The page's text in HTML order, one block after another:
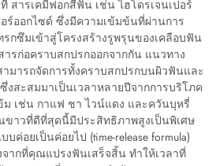
สารเคมีฟอกสีฟัน เช่น ไฮโดรเจนเปอร์
ร์ออกไซด์ ซึ่งมีความเข้มข้นที่ผ่านการ
กซึมเข้าสู่โครงสร้างรูพรุนของเคลือบฟัน
รก่อคราบสกปรกออกจากกัน แนวทาง
มารถจัดการทั้งคราบสกปรกบนผิวฟันและ
งสะสมมาเป็นเวลาหลายปีจากการบริโภค
ม เช่น กาแฟ ชา ไวน์แดง และควันบุหรี่
าวที่ดีที่สุดนี้มีประสิทธิภาพสูงเป็นพิเศษ
ค่อยเป็นค่อยไป (time-release formula)
จากที่คุณแปรงฟันเสร็จสิ้น ทำให้เวลาที่